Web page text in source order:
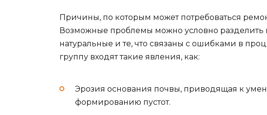
Причины, по которым может потребоваться
Возможные проблемы можно условно разделить
натуральные и те, что связаны с ошибками в
группу входят такие явления, как:
Эрозия основания почвы, приводящая к
формированию пустот.